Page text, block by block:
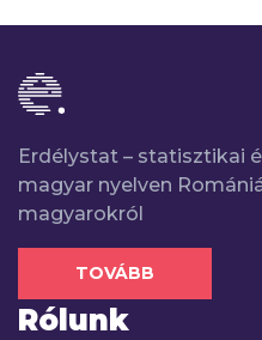
Erdélystat – statisztikai
magyar nyelven
magyarokról
TOVÁBB
Rólunk